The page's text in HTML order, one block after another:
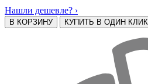
Нашли дешевле? ›
В КОРЗИНУ КУПИТЬ В ОДИН КЛИК